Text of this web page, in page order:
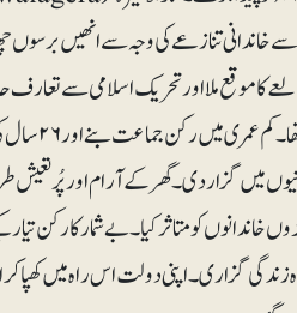
خاندانی تنازعے کی وجہ سے انھیں
کا موقع ملا اور تحریک اسلامی سے
جدوجہد
میں گزار دی۔ گھر کے آرام اور
کو متاثر کیا۔ بے شمار کارکن
زندگی گزاری۔ اپنی دولت اس راہ میں